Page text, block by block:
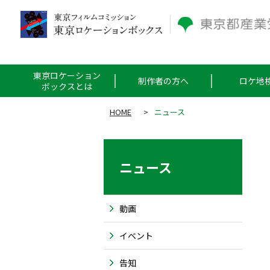
東京ロケーション
ボックスとは
制作者の方へ ロケ地
HOME > ニュース
ニュース
動画
イベント
告知